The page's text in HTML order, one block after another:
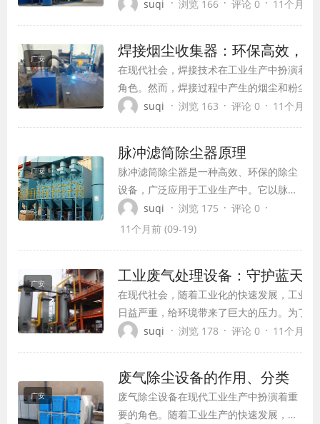
生诸多负面影响。为了解决这一问题，工业
suqi · 浏览 166 · 评论 0 · 11个月前
广安 焊接烟尘收集器：环保高效，
在现代社会，焊接技术在工业生产中扮演着
角色。然而，焊接过程中产生的烟尘和粉尘
体健康构成了严重威胁。为了解决这个问题
suqi · 浏览 163 · 评论 0 · 11个月前
广安
脉冲滤筒除尘器原理
脉冲滤筒除尘器是一种高效、环保的除尘
设备，广泛应用于工业生产中。它以脉冲
喷吹的方式，将含尘气体中的粉尘颗粒高
效地过滤出来，从而达到净化空气、保护
详细介绍。
suqi · 浏览 175 · 评论 0 ·
11个月前 (09-19)
广安 工业废气处理设备：守护蓝天
在现代社会，随着工业化的快速发展，工业
日益严重，给环境带来了巨大的压力。为了
题，工业废气处理设备应运而生，成为守护
suqi · 浏览 178 · 评论 0 · 11个月前
广安
废气除尘设备的作用、分类
废气除尘设备在现代工业生产中扮演着重
要的角色。随着工业生产的快速发展，各